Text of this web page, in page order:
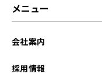
メニュー
会社案内
採用情報